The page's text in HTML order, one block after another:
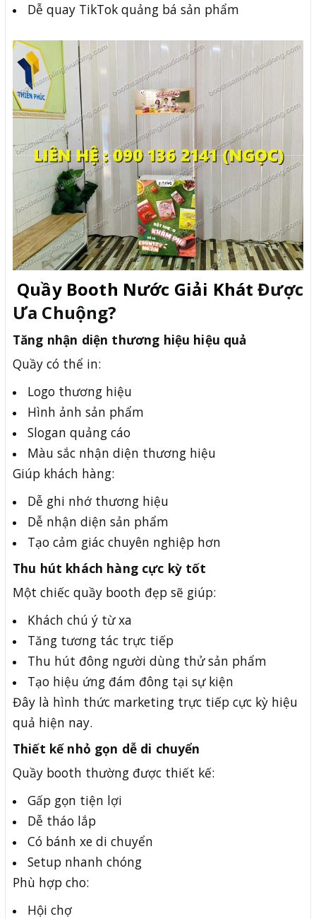
Dễ quay TikTok quảng bá sản phẩm
Quầy Booth Nước Giải Khát Được
Ưa Chuộng?
Tăng nhận diện thương hiệu hiệu quả
Quầy có thể in:
Logo thương hiệu
Hình ảnh sản phẩm
Slogan quảng cáo
Màu sắc nhận diện thương hiệu
Giúp khách hàng:
Dễ ghi nhớ thương hiệu
Dễ nhận diện sản phẩm
Tạo cảm giác chuyên nghiệp hơn
Thu hút khách hàng cực kỳ tốt
Một chiếc quầy booth đẹp sẽ giúp:
Khách chú ý từ xa
Tăng tương tác trực tiếp
Thu hút đông người dùng thử sản phẩm
Tạo hiệu ứng đám đông tại sự kiện
Đây là hình thức marketing trực tiếp cực kỳ hiệu
quả hiện nay.
Thiết kế nhỏ gọn dễ di chuyển
Quầy booth thường được thiết kế:
Gấp gọn tiện lợi
Dễ tháo lắp
Có bánh xe di chuyển
Setup nhanh chóng
Phù hợp cho:
Hội chợ